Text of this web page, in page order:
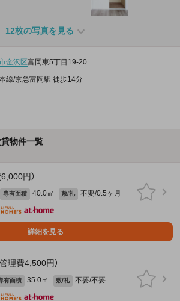
12枚の写真を見る
金沢区富岡東5丁目19-20
線/京急富岡駅 徒歩14分
物件一覧
円）
専有面積 40.0㎡ 敷/礼
不要/0.5ヶ月
詳細を見る
管理費4,500円）
有面積 35.0㎡ 敷/礼
不要/不要